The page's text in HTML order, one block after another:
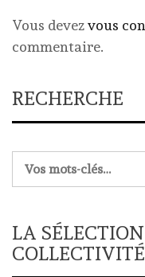
Vous devezvous
commentaire.
RECHERCHE
LA